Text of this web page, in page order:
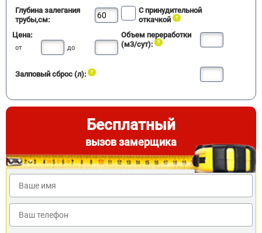
Глубина залегания
трубы,см:
С принудительной
откачкой
Цена:
от до
Объем переработки
(м3/сут):
Залповый сброс (л):
Бесплатный
вызов замерщика